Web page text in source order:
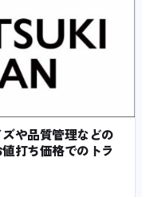
や品質管理などの
打ち価格でのトラ